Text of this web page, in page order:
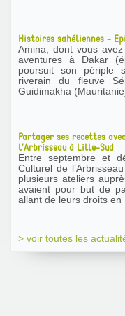
Histoires sahéliennes -
Amina, dont vous
aventures à Dakar
poursuit son périple
riverain du fleuve
Partager ses recettes
l’Arbrisseau à Lille-Sud
Entre septembre et
Culturel de
plusieurs ateliers auprès de
avaient pour but de
allant de leurs droits en
> voir toutes les